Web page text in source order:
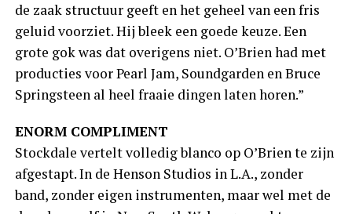
de zaak structuur geeft en het geheel van een fris
geluid voorziet. Hij bleek een goede keuze. Een
grote gok was dat overigens niet. O’Brien had met
producties voor Pearl Jam, Soundgarden en Bruce
Springsteen al heel fraaie dingen laten horen.”
ENORM COMPLIMENT
Stockdale vertelt volledig blanco op O’Brien te zijn
afgestapt. In de Henson Studios in L.A., zonder
band, zonder eigen instrumenten, maar wel met de